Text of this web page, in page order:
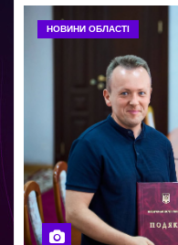
НОВИНИ ОБЛАСТІ